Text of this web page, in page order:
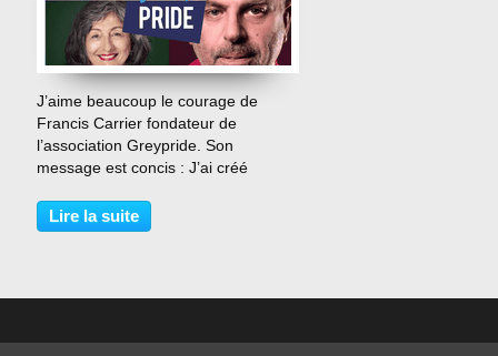
…
J’aime beaucoup le courage de
Francis Carrier fondateur de
l’association Greypride. Son
message est concis : J’ai créé
l’invisibilité et l’isolement de vieux et
des vieilles LGBT donc lesbiennes,
Lire la suite